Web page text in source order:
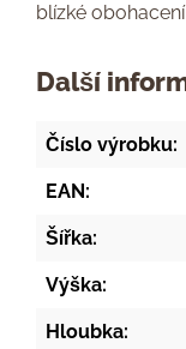
blízké
Další
Číslo výrobku:
EAN:
Šířka:
Výška:
Hloubka: